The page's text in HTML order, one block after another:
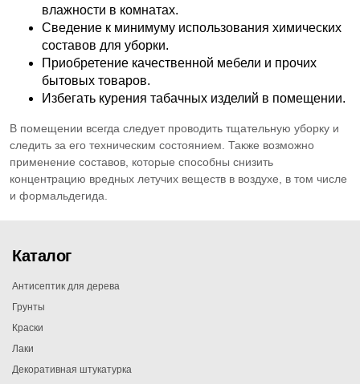
влажности в комнатах.
Сведение к минимуму использования химических
составов для уборки.
Приобретение качественной мебели и прочих
бытовых товаров.
Избегать курения табачных изделий в помещении.
В помещении всегда следует проводить тщательную уборку и
следить за его техническим состоянием. Также возможно
применение составов, которые способны снизить
концентрацию вредных летучих веществ в воздухе, в том числе
и формальдегида.
Каталог
Антисептик для дерева
Грунты
Краски
Лаки
Декоративная штукатурка